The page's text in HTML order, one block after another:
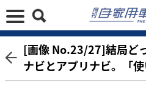
[画像 No.23/27]結局ど
ナビとアプリナビ。「